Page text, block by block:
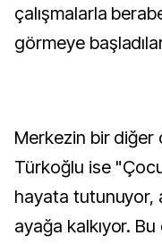
çalışmalarla
görmeye
Merkezin bir diğer
Türkoğlu ise
hayata tutunuyor,
ayağa kalkıyor.